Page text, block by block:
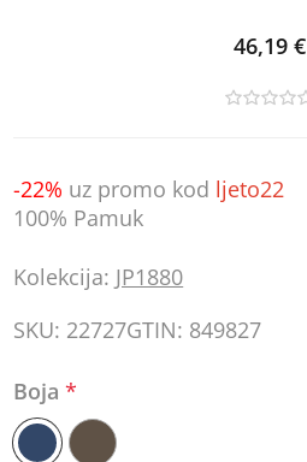
46,19 €
-22% uz promo kod ljeto22
100% Pamuk
Kolekcija: JP1880
SKU: 22727GTIN: 849827
Boja*